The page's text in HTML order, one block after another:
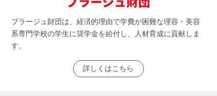
プラージュ財団は、経済的理由で学費が困難な理容・美容
系専門学校の学生に奨学金を給付し、人材育成に貢献しま
す。
詳しくはこちら